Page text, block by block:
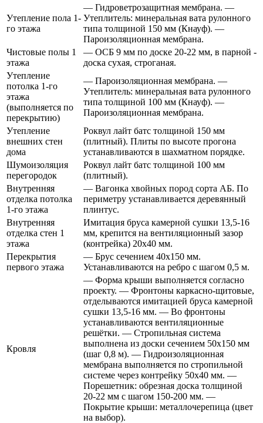
Утепление пола 1-
го этажа
— Гидроветрозащитная мембрана. —
Утеплитель: минеральная вата рулонного
типа толщиной 150 мм (Кнауф). —
Пароизоляционная мембрана.
Чистовые полы 1
этажа
— ОСБ 9 мм по доске 20-22 мм, в парной -
доска сухая, строганая.
Утепление
потолка 1-го
этажа
(выполняется по
перекрытию)
— Пароизоляционная мембрана. —
Утеплитель: минеральная вата рулонного
типа толщиной 100 мм (Кнауф). —
Пароизоляционная мембрана.
Утепление
внешних стен
дома
Роквул лайт батс толщиной 150 мм
(плитный). Плиты по высоте прогона
устанавливаются в шахматном порядке.
Шумоизоляция
перегородок
Роквул лайт батс толщиной 100 мм
(плитный).
Внутренняя
отделка потолка
1-го этажа
— Вагонка хвойных пород сорта АБ. По
периметру устанавливается деревянный
плинтус.
Внутренняя
отделка стен 1
этажа
Имитация бруса камерной сушки 13,5-16
мм, крепится на вентиляционный зазор
(контрейка) 20х40 мм.
Перекрытия
первого этажа
— Брус сечением 40х150 мм.
Устанавливаются на ребро с шагом 0,5 м.
Кровля
— Форма крыши выполняется согласно
проекту. — Фронтоны каркасно-щитовые,
отделываются имитацией бруса камерной
сушки 13,5-16 мм. — Во фронтоны
устанавливаются вентиляционные
решётки. — Стропильная система
выполнена из доски сечением 50х150 мм
(шаг 0,8 м). — Гидроизоляционная
мембрана выполняется по стропильной
системе через контрейку 50х40 мм. —
Порешетник: обрезная доска толщиной
20-22 мм с шагом 150-200 мм. —
Покрытие крыши: металлочерепица (цвет
на выбор).